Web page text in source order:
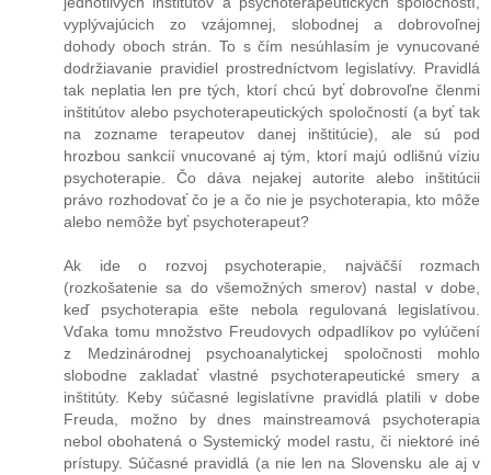
vyplývajúcich zo vzájomnej, slobodnej a dobrovoľnej
dohody oboch strán. To s čím nesúhlasím je vynucované
dodržiavanie pravidiel prostredníctvom legislatívy. Pravidlá
tak neplatia len pre tých, ktorí chcú byť dobrovoľne členmi
inštitútov alebo psychoterapeutických spoločností (a byť tak
na zozname terapeutov danej inštitúcie), ale sú pod
hrozbou sankcií vnucované aj tým, ktorí majú odlišnú víziu
psychoterapie. Čo dáva nejakej autorite alebo inštitúcii
právo rozhodovať čo je a čo nie je psychoterapia, kto môže
alebo nemôže byť psychoterapeut?
Ak ide o rozvoj psychoterapie, najväčší rozmach
(rozkošatenie sa do všemožných smerov) nastal v dobe,
keď psychoterapia ešte nebola regulovaná legislatívou.
Vďaka tomu množstvo Freudovych odpadlíkov po vylúčení
z Medzinárodnej psychoanalytickej spoločnosti mohlo
slobodne zakladať vlastné psychoterapeutické smery a
inštitúty. Keby súčasné legislatívne pravidlá platili v dobe
Freuda, možno by dnes mainstreamová psychoterapia
nebol obohatená o Systemický model rastu, či niektoré iné
prístupy. Súčasné pravidlá (a nie len na Slovensku ale aj v